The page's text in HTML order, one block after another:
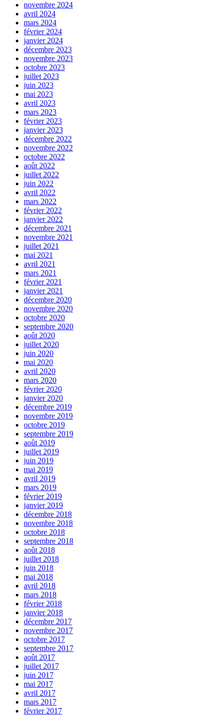
novembre 2024
avril 2024
mars 2024
février 2024
janvier 2024
décembre 2023
novembre 2023
octobre 2023
juillet 2023
juin 2023
mai 2023
avril 2023
mars 2023
février 2023
janvier 2023
décembre 2022
novembre 2022
octobre 2022
août 2022
juillet 2022
juin 2022
avril 2022
mars 2022
février 2022
janvier 2022
décembre 2021
novembre 2021
juillet 2021
mai 2021
avril 2021
mars 2021
février 2021
janvier 2021
décembre 2020
novembre 2020
octobre 2020
septembre 2020
août 2020
juillet 2020
juin 2020
mai 2020
avril 2020
mars 2020
février 2020
janvier 2020
décembre 2019
novembre 2019
octobre 2019
septembre 2019
août 2019
juillet 2019
juin 2019
mai 2019
avril 2019
mars 2019
février 2019
janvier 2019
décembre 2018
novembre 2018
octobre 2018
septembre 2018
août 2018
juillet 2018
juin 2018
mai 2018
avril 2018
mars 2018
février 2018
janvier 2018
décembre 2017
novembre 2017
octobre 2017
septembre 2017
août 2017
juillet 2017
juin 2017
mai 2017
avril 2017
mars 2017
février 2017